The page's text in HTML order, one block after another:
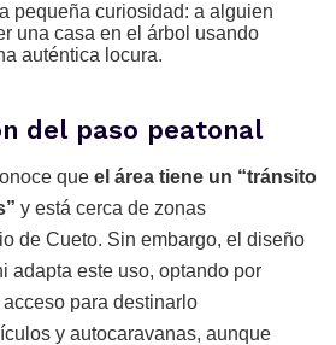
pequeña curiosidad: a alguien
una casa en el árbol usando
auténtica locura.
del paso peatonal
que el área tiene un “tránsito
y está cerca de zonas
de Cueto. Sin embargo, el diseño
adapta este uso, optando por
para destinarlo
y autocaravanas, aunque